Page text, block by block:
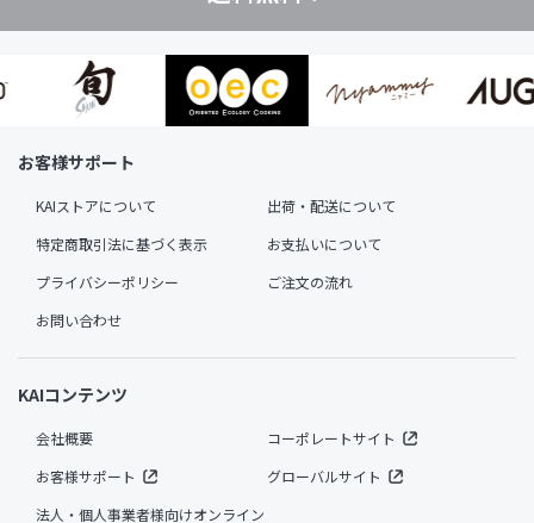
お客様サポート
KAIストアについて
出荷・配送について
特定商取引法に基づく表示
お支払いについて
プライバシーポリシー
ご注文の流れ
お問い合わせ
KAIコンテンツ
会社概要
コーポレートサイト
お客様サポート
グローバルサイト
法人・個人事業者様向けオンライン